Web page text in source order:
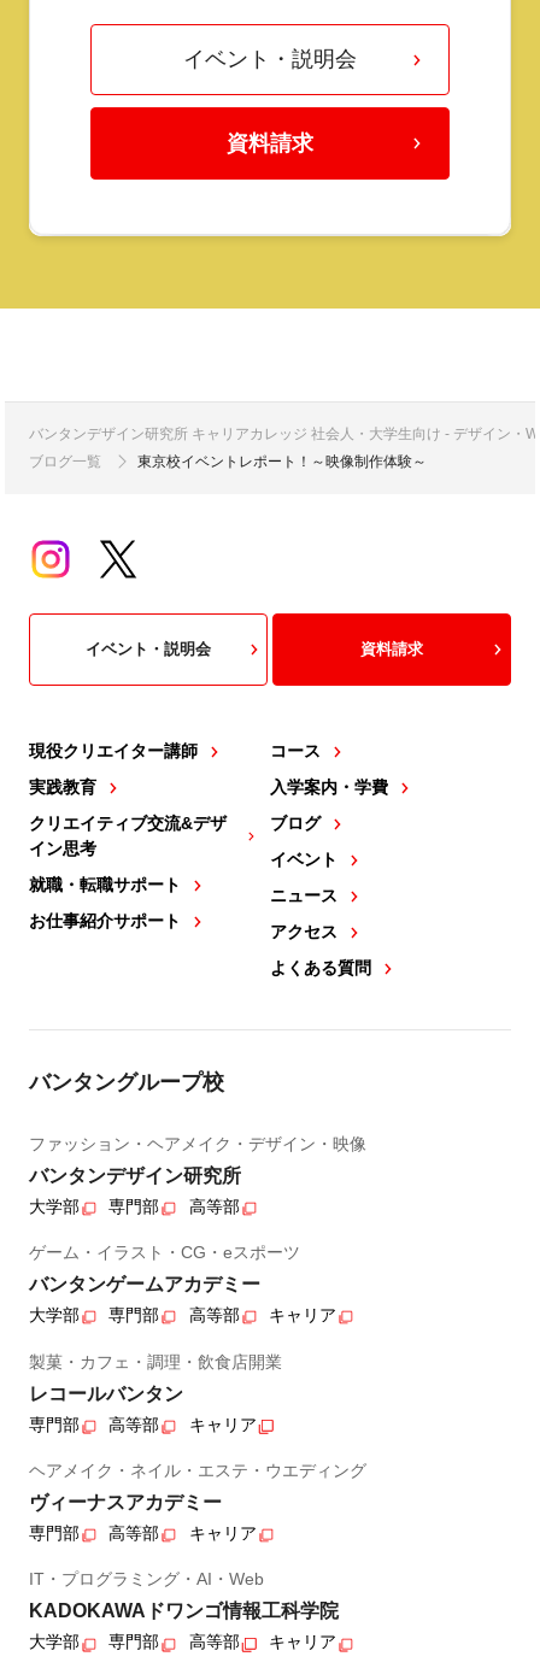
イベント・説明会
資料請求
バンタンデザイン研究所 キャリアカレッジ 社会人・大学生向け - デザイン・
ブログ一覧
東京校イベントレポート！～映像制作体験～
現役クリエイター講師
実践教育
クリエイティブ交流&デザ
イン思考
就職・転職サポート
お仕事紹介サポート
コース
入学案内・学費
ブログ
イベント
ニュース
アクセス
よくある質問
イベント・説明会 資料請求
バンタングループ校
ファッション・ヘアメイク・デザイン・映像
バンタンデザイン研究所
大学部 専門部 高等部
ゲーム・イラスト・CG・eスポーツ
バンタンゲームアカデミー
大学部 専門部 高等部 キャリア
製菓・カフェ・調理・飲食店開業
レコールバンタン
専門部 高等部 キャリア
ヘアメイク・ネイル・エステ・ウエディング
ヴィーナスアカデミー
専門部 高等部 キャリア
IT・プログラミング・AI・Web
KADOKAWAドワンゴ情報工科学院
大学部 専門部 高等部 キャリア